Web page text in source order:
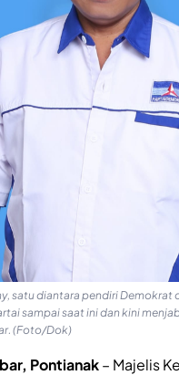
satu diantara pendiri Demokrat
sampai saat ini dan kini
(Foto/Dok)
Pontianak– Majelis